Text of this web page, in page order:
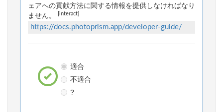
ェアへの貢献方法に関する情報を提供しなければなり
ません。
[interact]
https://docs.photoprism.app/developer-guide/
適合
不適合
?